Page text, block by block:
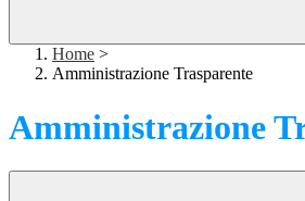
Home >
Amministrazione Trasparente
Amministrazione